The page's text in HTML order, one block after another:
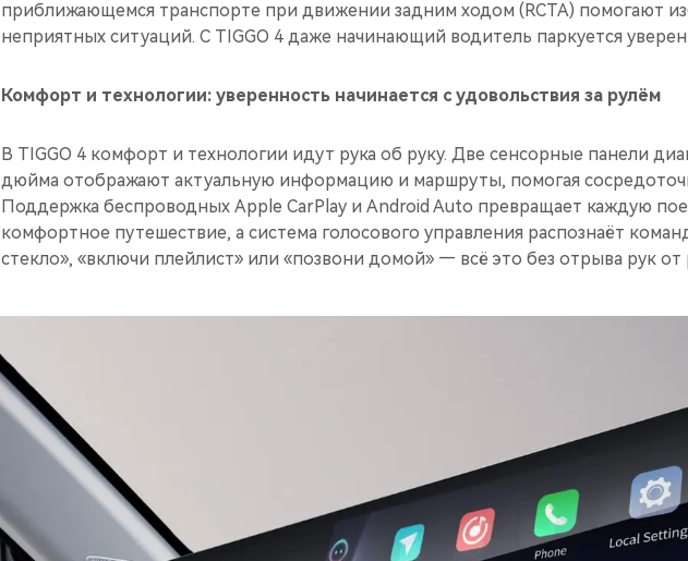
приближающемся транспорте при движении задним ходом (RCTA) помогают
неприятных ситуаций. С TIGGO 4 даже начинающий водитель паркуется
Комфорт и технологии: уверенность начинается с удовольствия за рулём
В TIGGO 4 комфорт и технологии идут рука об руку. Две сенсорные панели
дюйма отображают актуальную информацию и маршруты, помогая
Поддержка беспроводных Apple CarPlay и Android Auto превращает каждую
комфортное путешествие, а система голосового управления распознаёт
стекло», «включи плейлист» или «позвони домой» — всё это без отрыва рук от